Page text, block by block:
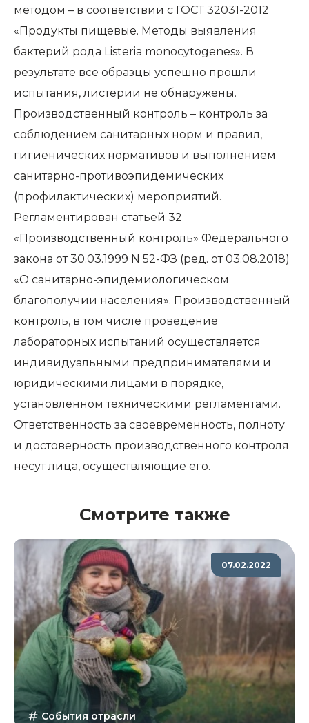
методом – в соответствии с ГОСТ 32031-2012
«Продукты пищевые. Методы выявления
бактерий рода Listeria monocytogenes». В
результате все образцы успешно прошли
испытания, листерии не обнаружены.
Производственный контроль – контроль за
соблюдением санитарных норм и правил,
гигиенических нормативов и выполнением
санитарно-противоэпидемических
(профилактических) мероприятий.
Регламентирован статьей 32
«Производственный контроль» Федерального
закона от 30.03.1999 N 52-ФЗ (ред. от 03.08.2018)
«О санитарно-эпидемиологическом
благополучии населения». Производственный
контроль, в том числе проведение
лабораторных испытаний осуществляется
индивидуальными предпринимателями и
юридическими лицами в порядке,
установленном техническими регламентами.
Ответственность за своевременность, полноту
и достоверность производственного контроля
несут лица, осуществляющие его.
Смотрите также
07.02.2022
События отрасли